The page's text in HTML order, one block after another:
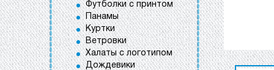
Футболки с принтом
Панамы
Куртки
Ветровки
Халаты с логотипом
Дождевики